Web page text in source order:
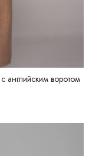
английским воротом